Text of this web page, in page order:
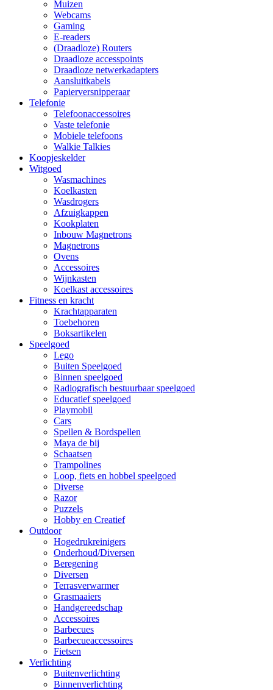
Muizen
Webcams
Gaming
E-readers
(Draadloze) Routers
Draadloze accesspoints
Draadloze netwerkadapters
Aansluitkabels
Papierversnipperaar
Telefonie
Telefoonaccessoires
Vaste telefonie
Mobiele telefoons
Walkie Talkies
Koopjeskelder
Witgoed
Wasmachines
Koelkasten
Wasdrogers
Afzuigkappen
Kookplaten
Inbouw Magnetrons
Magnetrons
Ovens
Accessoires
Wijnkasten
Koelkast accessoires
Fitness en kracht
Krachtapparaten
Toebehoren
Boksartikelen
Speelgoed
Lego
Buiten Speelgoed
Binnen speelgoed
Radiografisch bestuurbaar speelgoed
Educatief speelgoed
Playmobil
Cars
Spellen & Bordspellen
Maya de bij
Schaatsen
Trampolines
Loop, fiets en hobbel speelgoed
Diverse
Razor
Puzzels
Hobby en Creatief
Outdoor
Hogedrukreinigers
Onderhoud/Diversen
Beregening
Diversen
Terrasverwarmer
Grasmaaiers
Handgereedschap
Accessoires
Barbecues
Barbecueaccessoires
Fietsen
Verlichting
Buitenverlichting
Binnenverlichting